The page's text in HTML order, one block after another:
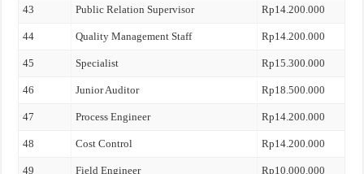
43 Public Relation Supervisor Rp14.200.000
44 Quality Management Staff Rp14.200.000
45 Specialist Rp15.300.000
46 Junior Auditor Rp18.500.000
47 Process Engineer Rp14.200.000
48 Cost Control Rp14.200.000
49 Field Engineer Rp10.000.000